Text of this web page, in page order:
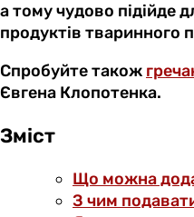
а тому чудово підійде
продуктів тваринного
Спробуйте також
Євгена Клопотенка.
Зміст
Що можна
З чим